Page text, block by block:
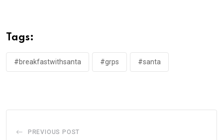
Tags:
#breakfastwithsanta #grps #santa
PREVIOUS POST